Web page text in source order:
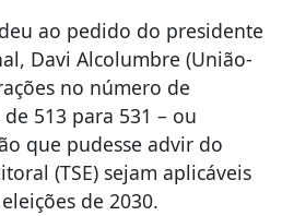
ao pedido do presidente
Davi Alcolumbre (União-
no número de
513 para 531 – ou
que pudesse advir do
(TSE) sejam aplicáveis
de 2030.